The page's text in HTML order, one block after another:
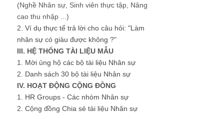
(Nghề Nhân sự, Sinh viên thực tập, Nâng
cao thu nhập ...)
2. Ví dụ thực tế trả lời cho câu hỏi: "Làm
nhân sự có giàu được không ?"
III. HỆ THỐNG TÀI LIỆU MẪU
1. Mời ủng hộ các bộ tài liệu Nhân sự
2. Danh sách 30 bộ tài liệu Nhân sự
IV. HOẠT ĐỘNG CỘNG ĐỒNG
1. HR Groups - Các nhóm Nhân sự
2. Cộng đồng Chia sẻ tài liệu Nhân sự